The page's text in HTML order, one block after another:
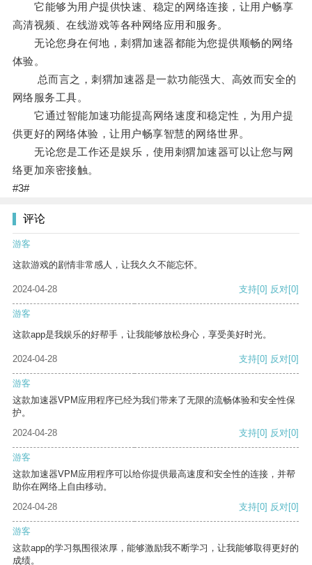
它能够为用户提供快速、稳定的网络连接，让用户畅享
高清视频、在线游戏等各种网络应用和服务。
无论您身在何地，刺猬加速器都能为您提供顺畅的网络
体验。
总而言之，刺猬加速器是一款功能强大、高效而安全的
网络服务工具。
它通过智能加速功能提高网络速度和稳定性，为用户提
供更好的网络体验，让用户畅享智慧的网络世界。
无论您是工作还是娱乐，使用刺猬加速器可以让您与网
络更加亲密接触。
#3#
评论
游客
这款游戏的剧情非常感人，让我久久不能忘怀。
2024-04-28 支持[0] 反对[0]
游客
这款app是我娱乐的好帮手，让我能够放松身心，享受美好时光。
2024-04-28 支持[0] 反对[0]
游客
这款加速器VPM应用程序已经为我们带来了无限的流畅体验和安全性保
护。
2024-04-28
支持[0] 反对[0]
游客
这款加速器VPM应用程序可以给你提供最高速度和安全性的连接，并帮
助你在网络上自由移动。
2024-04-28
支持[0] 反对[0]
游客
这款app的学习氛围很浓厚，能够激励我不断学习，让我能够取得更好的
成绩。